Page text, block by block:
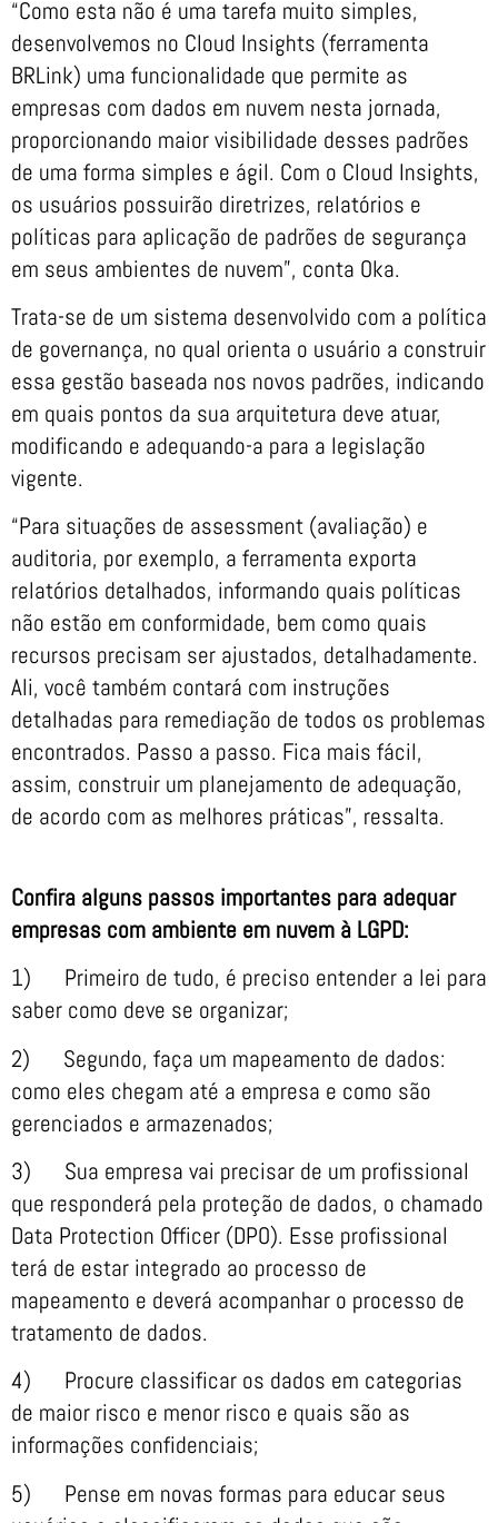
“Como esta não é uma tarefa muito simples,
desenvolvemos no Cloud Insights (ferramenta
BRLink) uma funcionalidade que permite as
empresas com dados em nuvem nesta jornada,
proporcionando maior visibilidade desses padrões
de uma forma simples e ágil. Com o Cloud Insights,
os usuários possuirão diretrizes, relatórios e
políticas para aplicação de padrões de segurança
em seus ambientes de nuvem”, conta Oka.
Trata-se de um sistema desenvolvido com a política
de governança, no qual orienta o usuário a construir
essa gestão baseada nos novos padrões, indicando
em quais pontos da sua arquitetura deve atuar,
modificando e adequando-a para a legislação
vigente.
“Para situações de assessment (avaliação) e
auditoria, por exemplo, a ferramenta exporta
relatórios detalhados, informando quais políticas
não estão em conformidade, bem como quais
recursos precisam ser ajustados, detalhadamente.
Ali, você também contará com instruções
detalhadas para remediação de todos os problemas
encontrados. Passo a passo. Fica mais fácil,
assim, construir um planejamento de adequação,
de acordo com as melhores práticas”, ressalta.
Confira alguns passos importantes para adequar
empresas com ambiente em nuvem à LGPD:
1) Primeiro de tudo, é preciso entender a lei para
saber como deve se organizar;
2) Segundo, faça um mapeamento de dados:
como eles chegam até a empresa e como são
gerenciados e armazenados;
3) Sua empresa vai precisar de um profissional
que responderá pela proteção de dados, o chamado
Data Protection Officer (DPO). Esse profissional
terá de estar integrado ao processo de
mapeamento e deverá acompanhar o processo de
tratamento de dados.
4) Procure classificar os dados em categorias
de maior risco e menor risco e quais são as
informações confidenciais;
5) Pense em novas formas para educar seus